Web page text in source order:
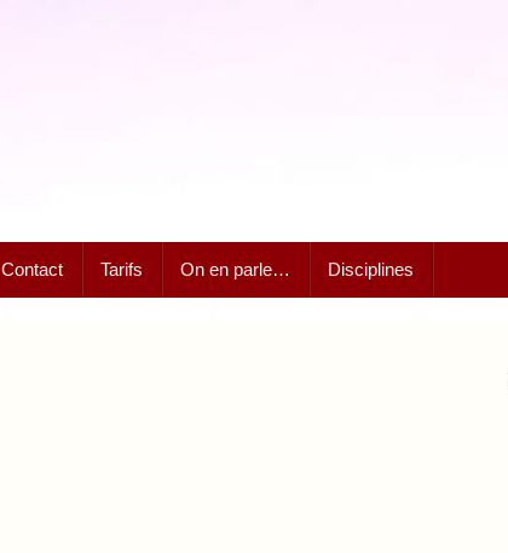
Contact Tarifs On en parle… Disciplines